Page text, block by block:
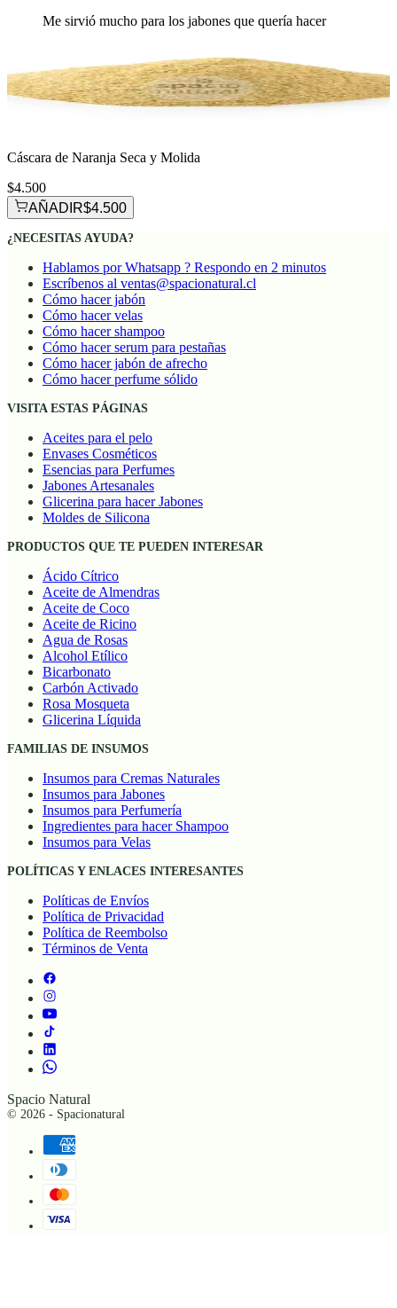
Me sirvió mucho para los jabones que quería hacer
Cáscara de Naranja Seca y Molida
$4.500
AÑADIR$4.500
¿NECESITAS AYUDA?
Hablamos por Whatsapp ? Respondo en 2 minutos
Escríbenos al ventas@spacionatural.cl
Cómo hacer jabón
Cómo hacer velas
Cómo hacer shampoo
Cómo hacer serum para pestañas
Cómo hacer jabón de afrecho
Cómo hacer perfume sólido
VISITA ESTAS PÁGINAS
Aceites para el pelo
Envases Cosméticos
Esencias para Perfumes
Jabones Artesanales
Glicerina para hacer Jabones
Moldes de Silicona
PRODUCTOS QUE TE PUEDEN INTERESAR
Ácido Cítrico
Aceite de Almendras
Aceite de Coco
Aceite de Ricino
Agua de Rosas
Alcohol Etílico
Bicarbonato
Carbón Activado
Rosa Mosqueta
Glicerina Líquida
FAMILIAS DE INSUMOS
Insumos para Cremas Naturales
Insumos para Jabones
Insumos para Perfumería
Ingredientes para hacer Shampoo
Insumos para Velas
POLÍTICAS Y ENLACES INTERESANTES
Políticas de Envíos
Política de Privacidad
Política de Reembolso
Términos de Venta
Spacio Natural
© 2026 - Spacionatural